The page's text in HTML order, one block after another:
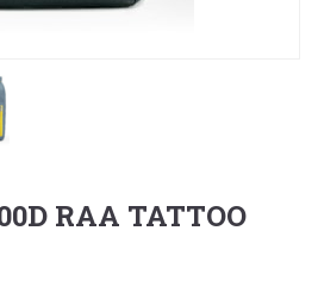
RAA TATTOO